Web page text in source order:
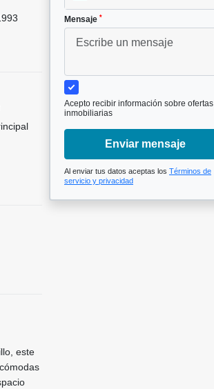
este
Mensaje *
Acepto recibir información sobre ofertas
inmobiliarias
Enviar mensaje
Al enviar tus datos aceptas los Términos de
servicio y privacidad